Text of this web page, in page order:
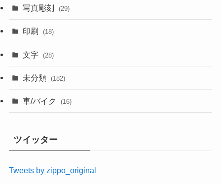
写真彫刻 (29)
印刷 (18)
文字 (28)
未分類 (182)
車/バイク (16)
ツイッター
Tweets by zippo_original